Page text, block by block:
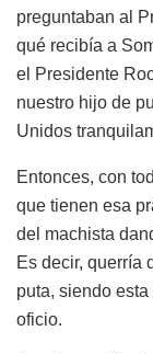
preguntaban al
qué recibía a
el Presidente
nuestro hijo de
Unidos
Entonces, con
que tienen esa
del machista
Es decir, querría
puta, siendo
oficio.